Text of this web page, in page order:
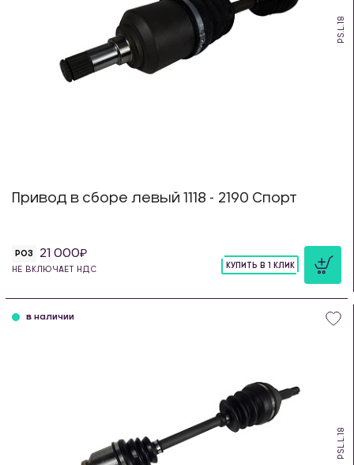
PS.L.18
Привод в сборе левый 1118 - 2190 Спорт
РОЗ 21 000
НЕ ВКЛЮЧАЕТ НДС
КУПИТЬ В 1 КЛИК
PSL.L.18
в наличии